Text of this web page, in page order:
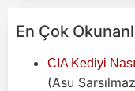
En Çok
CIA Kediyi
(Asu